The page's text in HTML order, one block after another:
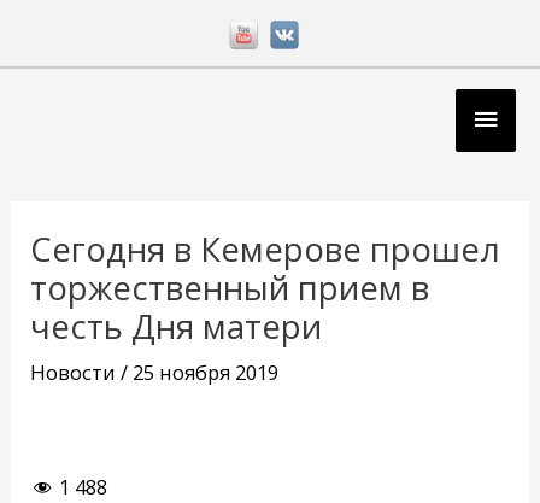
Сегодня в Кемерове прошел
торжественный прием в
честь Дня матери
Новости / 25 ноября 2019
1 488
записям